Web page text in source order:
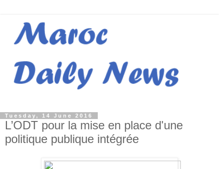
Tuesday, 14 June 2016
L’ODT pour la mise en place d'une
politique publique intégrée